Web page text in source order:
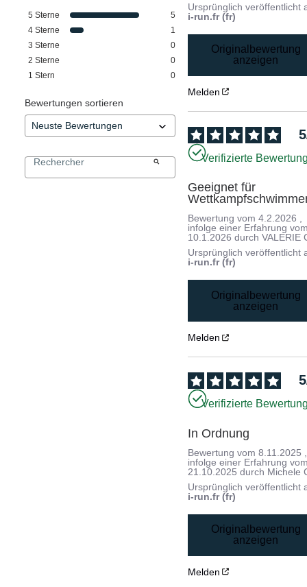
5 Sterne
5
4 Sterne
1
3 Sterne
0
2 Sterne
0
1 Stern 0
Bewertungen sortieren
Ursprünglich veröffentlicht
i-run.fr (fr)
Originalbewertung
anzeigen
Melden
5
Verifizierte
Geeignet für
Bewertung vom4.2.2026
infolge einer Erfahrung
10.1.2026 durchVALERIE
Ursprünglich veröffentlicht
i-run.fr (fr)
Originalbewertung
anzeigen
Melden
5
Verifizierte
In Ordnung
Bewertung vom8.11.2025
infolge einer Erfahrung
21.10.2025 durch Michele
Ursprünglich veröffentlicht
i-run.fr (fr)
Originalbewertung
anzeigen
Melden